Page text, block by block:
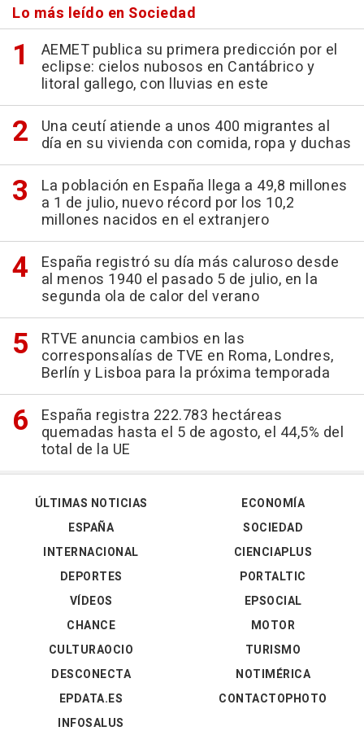
Lo más leído en Sociedad
AEMET publica su primera predicción por el
eclipse: cielos nubosos en Cantábrico y
litoral gallego, con lluvias en este
Una ceutí atiende a unos 400 migrantes al
día en su vivienda con comida, ropa y duchas
La población en España llega a 49,8 millones
a 1 de julio, nuevo récord por los 10,2
millones nacidos en el extranjero
España registró su día más caluroso desde
al menos 1940 el pasado 5 de julio, en la
segunda ola de calor del verano
RTVE anuncia cambios en las
corresponsalías de TVE en Roma, Londres,
Berlín y Lisboa para la próxima temporada
España registra 222.783 hectáreas
quemadas hasta el 5 de agosto, el 44,5% del
total de la UE
ÚLTIMAS NOTICIAS
ESPAÑA
INTERNACIONAL
DEPORTES
VÍDEOS
ECONOMÍA
SOCIEDAD
CIENCIAPLUS
PORTALTIC
EPSOCIAL
CHANCE
CULTURAOCIO
DESCONECTA
EPDATA.ES
INFOSALUS
MOTOR
TURISMO
NOTIMÉRICA
CONTACTOPHOTO